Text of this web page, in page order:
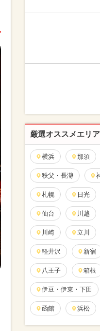
厳選オススメエリア
横浜 那須
秩父・長瀞
札幌 日光
仙台 川越
川崎 立川
軽井沢 新宿
八王子 箱根
伊豆・伊東・下田
函館 浜松